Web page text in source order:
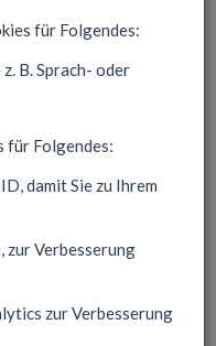
für Folgendes:
B. Sprach- oder
für Folgendes:
damit Sie zu Ihrem
zur Verbesserung
zur Verbesserung
und fortfahren,